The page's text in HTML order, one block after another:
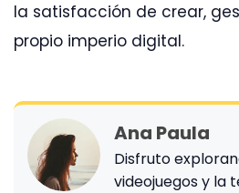
la satisfacción de crear,
propio imperio digital.
Ana Paula
Disfruto
videojuegos y la